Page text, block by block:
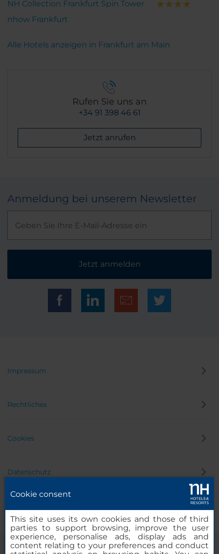
NH Collection Frankfurt Spin Tower
nhow Frankfurt
Alle Hotels anzeigen in Frankfurt am Main
Rufen Sie uns an
+34 91 398 46 61
Jetzt anrufen
Anmeldung bei unserem Newsletter
Jetzt anmelden
Impressum
Rechtliches
Cookies
Datenschutz
Cookie consent
This site uses its own cookies and those of third
parties to support browsing, improve the user
experience, personalise ads, display ads and
content relating to your preferences and conduct